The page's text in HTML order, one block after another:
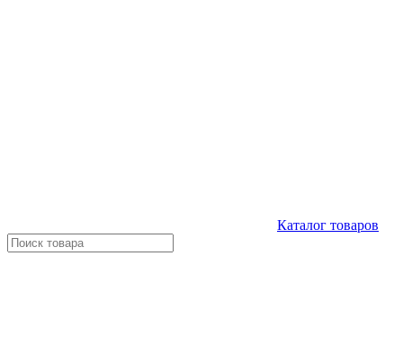
Каталог товаров